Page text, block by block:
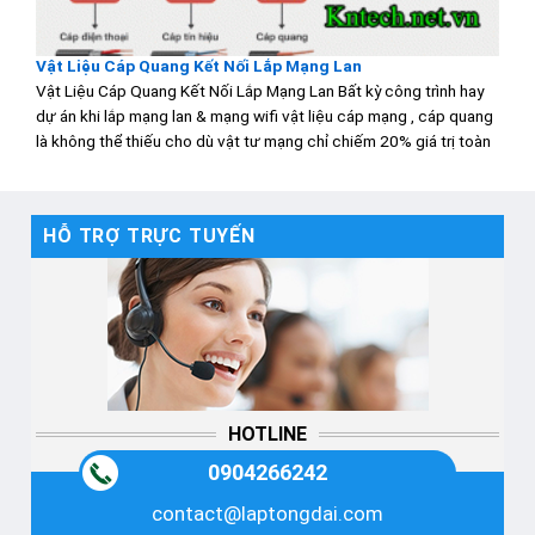
HỖ TRỢ TRỰC TUYẾN
HOTLINE
0904266242
contact@laptongdai.com
Vật Liệu Cáp Quang Kết Nối Lắp Mạng Lan
Vật Liệu Cáp Quang Kết Nối Lắp Mạng Lan Bất kỳ công trình hay
dự án khi lắp mạng lan & mạng wifi vật liệu cáp mạng , cáp quang
là không thể thiếu cho dù vật tư mạng chỉ chiếm 20% giá trị toàn